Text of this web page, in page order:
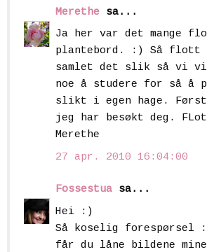
Merethe sa...
Ja her var det mange
plantebord. :) Så flott
samlet det slik så vi
noe å studere for så å
slikt i egen hage.
jeg har besøkt deg.
Merethe
27 apr. 2010 16:04:00
Fossestua sa...
Hei :)
Så koselig forespørsel
får du låne bildene mine